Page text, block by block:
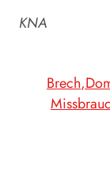
KNA
Brech